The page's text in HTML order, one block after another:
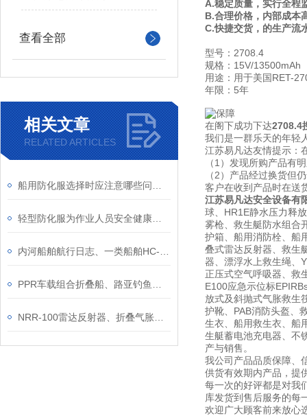
查看全部
相关文章
RELATED ARTICLES
A.稳定质量，实行全程
B.合理价格，内部成本
C.快捷交货，的生产流
型号：2708.4
规格：15V/13500mAh
用途：用于美国RET-
年限：5年
在阁下成功下达2708.4
我们是一群乐天的年轻
江苏易凡达友情提示：
（1）发现所购产品有
（2）产品经过换货但
客户在收到产品时在送
江苏易凡达安全设备有
球、HR1E静水压力释
雾枪、救生艇防水组合
护箱、船用消防栓、船
叠式雷达反射器、救生
器、漂浮水上救生绳、
正压式空气呼吸器、救
E100应急示位标
放式及斜抛式气胀救生
护靴、PAB消防头盔、
生衣、船用救生衣、船
生艇蓄电池充电器、不
产与销售。
我公司产品品质保障、
供货有效期内产品，提
每一次的好评都是对我
库发货到售后服务的每
欢迎广大顾客前来放心